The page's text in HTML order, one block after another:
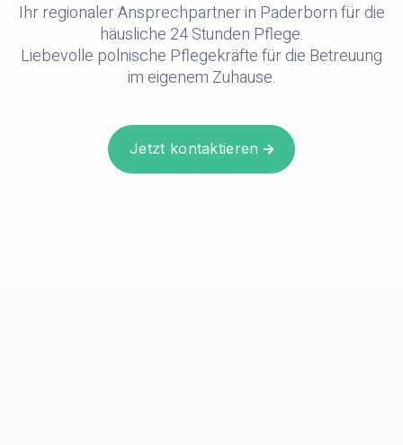
Ihr regionaler Ansprechpartner in Paderborn für die
häusliche 24 Stunden Pflege.
Liebevolle polnische Pflegekräfte für die Betreuung
im eigenem Zuhause.
Jetzt kontaktieren 